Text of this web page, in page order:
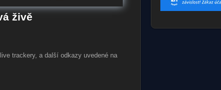
živě
trackery, a další odkazy uvedené na